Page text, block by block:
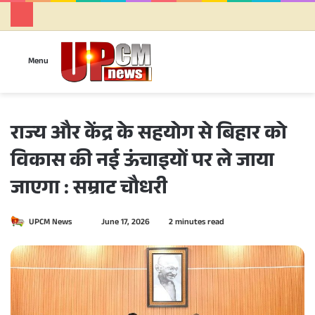
Menu
राज्य और केंद्र के सहयोग से बिहार को
विकास की नई ऊंचाइयों पर ले जाया
जाएगा : सम्राट चौधरी
UPCM News
n
d
n
June 17, 2026 2 minutes read